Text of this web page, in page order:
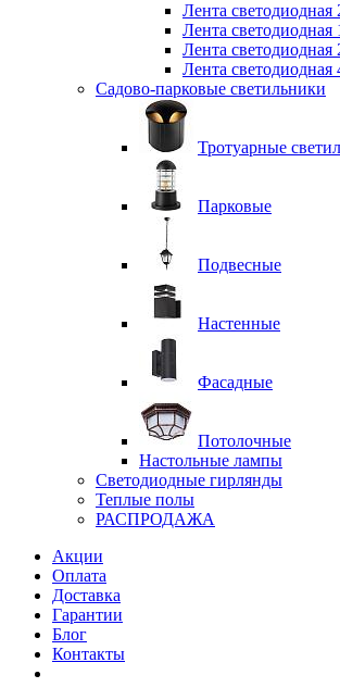
Лента светодиодная
Лента светодиодная
Лента светодиодная
Лента светодиодная
Садово-парковые светильники
Тротуарные
Парковые
Подвесные
Настенные
Фасадные
Потолочные
Настольные лампы
Светодиодные гирлянды
Теплые полы
РАСПРОДАЖА
Акции
Оплата
Доставка
Гарантии
Блог
Контакты